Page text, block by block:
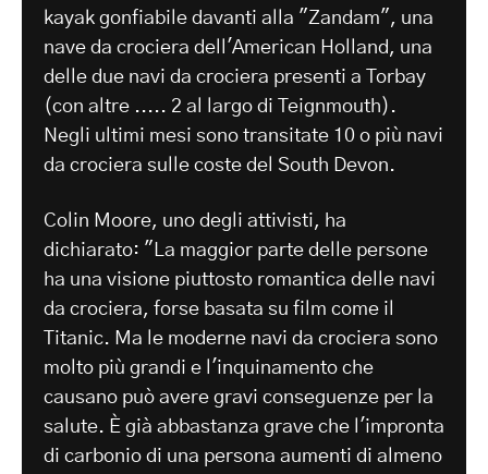
kayak gonfiabile davanti alla "Zandam", una
nave da crociera dell'American Holland, una
delle due navi da crociera presenti a Torbay
(con altre ..... 2 al largo di Teignmouth).
Negli ultimi mesi sono transitate 10 o più navi
da crociera sulle coste del South Devon.
Colin Moore, uno degli attivisti, ha
dichiarato: "La maggior parte delle persone
ha una visione piuttosto romantica delle navi
da crociera, forse basata su film come il
Titanic. Ma le moderne navi da crociera sono
molto più grandi e l'inquinamento che
causano può avere gravi conseguenze per la
salute. È già abbastanza grave che l'impronta
di carbonio di una persona aumenti di almeno